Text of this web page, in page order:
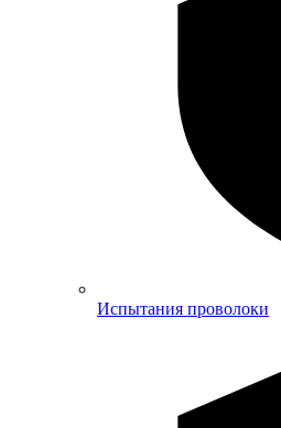
Испытания проволоки